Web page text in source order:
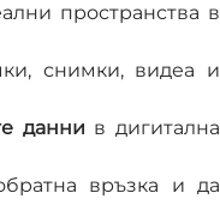
пространства в
снимки, видеа и
данни в дигитална
връзка и да